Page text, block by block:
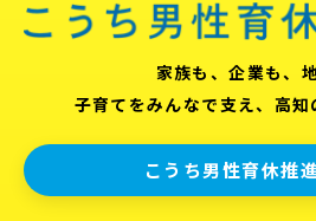
家族も、企業も、
子育てをみんなで支え、高
こうち男性育休推